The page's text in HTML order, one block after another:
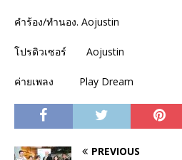
คำร้อง/ทำนอง. Aojustin
โปรดิวเซอร์ Aojustin
ค่ายเพลง Play Dream
PREVIOUS